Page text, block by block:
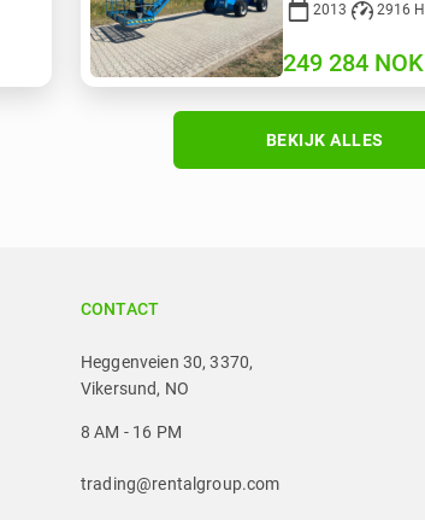
2013 2916 H
249 284 NOK
BEKIJK ALLES
CONTACT
Heggenveien 30, 3370,
Vikersund, NO
8 AM - 16 PM
trading@rentalgroup.com